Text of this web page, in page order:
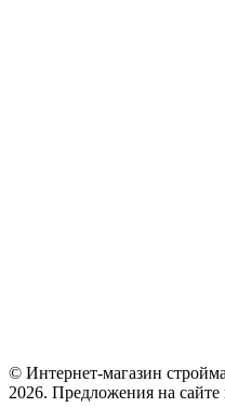
© Интернет-магазин
2026. Предложения на